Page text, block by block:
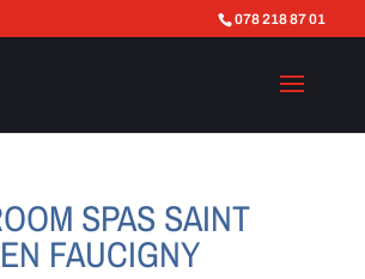
078 218 87 01
SPAS SAINT
FAUCIGNY